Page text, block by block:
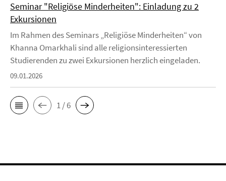
Seminar "Religiöse Minderheiten": Einladung zu 2
Exkursionen
Im Rahmen des Seminars „Religiöse Minderheiten“ von
Khanna Omarkhali sind alle religionsinteressierten
Studierenden zu zwei Exkursionen herzlich eingeladen.
09.01.2026
1 / 6